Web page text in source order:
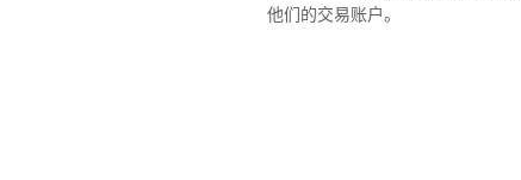
他们的交易账户。